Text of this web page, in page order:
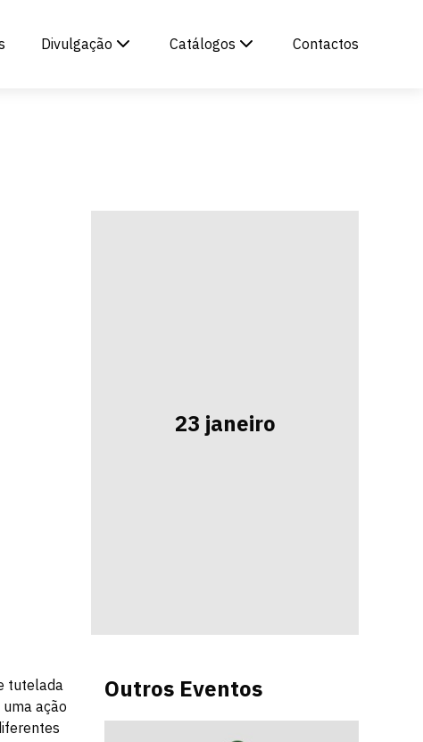
Divulgação Catálogos Contactos
23 janeiro
tutelada
ação
Outros Eventos